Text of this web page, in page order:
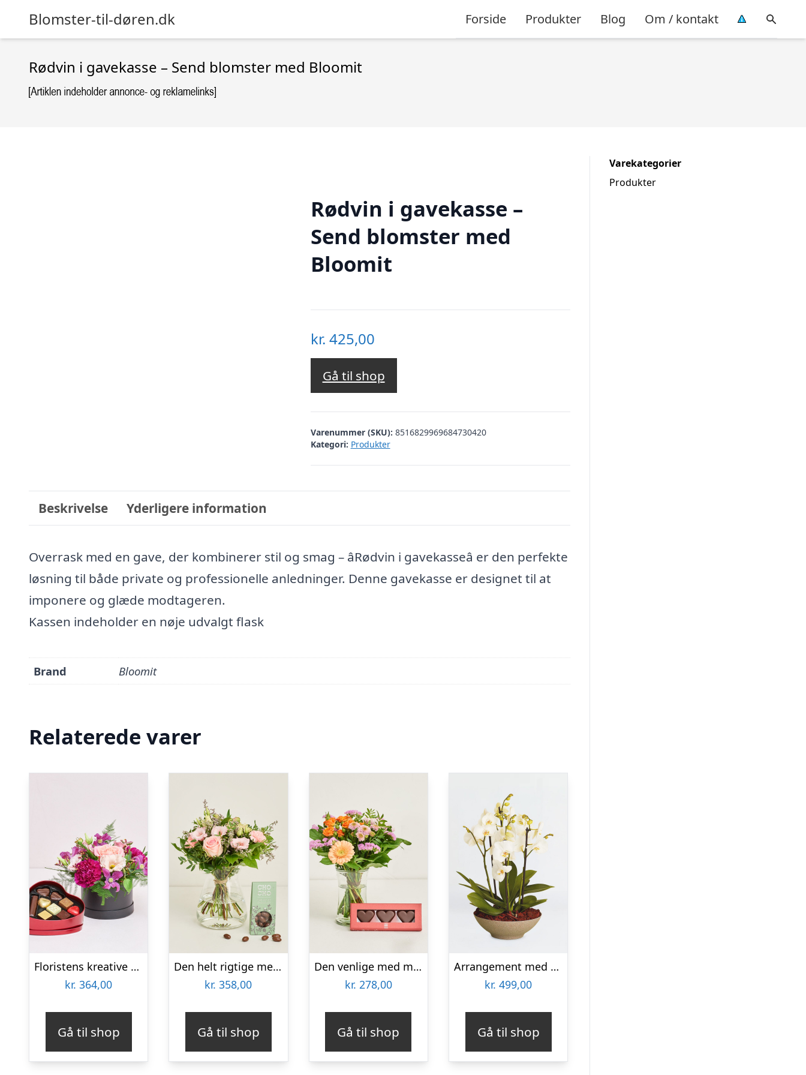
Blomster-til-døren.dk Forside Produkter Blog Om / kontakt
Rødvin i gavekasse – Send blomster med Bloomit
Rødvin i gavekasse –
Send blomster med
Bloomit
kr. 425,00
Gå til shop
Varenummer (SKU): 8516829969684730420
Kategori: Produkter
Beskrivelse Yderligere information
Overrask med en gave, der kombinerer stil og smag – âRødvin i gavekasseâ er den perfekte
løsning til både private og professionelle anledninger. Denne gavekasse er designet til at
imponere og glæde modtageren.
Kassen indeholder en nøje udvalgt flask
Brand Bloomit
Relaterede varer
Floristens kreative valg i æske med chokoladehjerte
kr. 364,00
Gå til shop
Den helt rigtige med flødechokolade mandler
kr. 358,00
Gå til shop
Den venlige med marcipanhjerter
kr. 278,00
Gå til shop
Arrangement med orkideer
kr. 499,00
Gå til shop
Varekategorier
Produkter